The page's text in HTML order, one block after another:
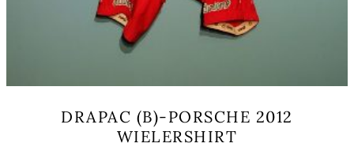
DRAPAC (B)-PORSCHE 2012
WIELERSHIRT